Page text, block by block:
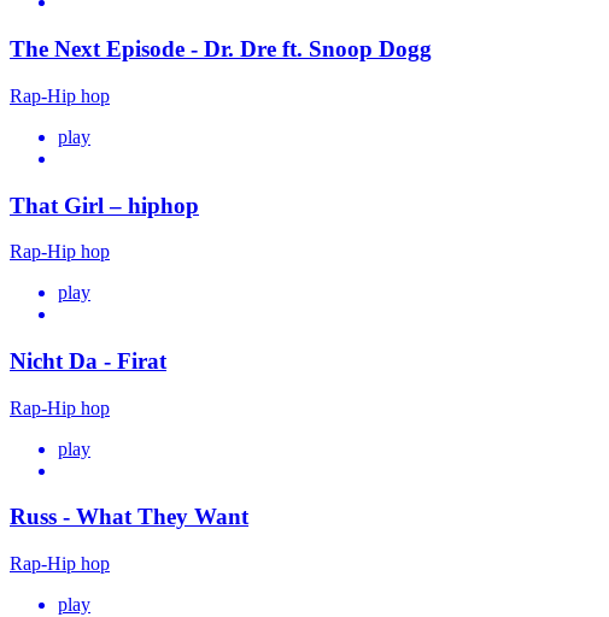
The Next Episode - Dr. Dre ft. Snoop Dogg
Rap-Hip hop
play
That Girl – hiphop
Rap-Hip hop
play
Nicht Da - Firat
Rap-Hip hop
play
Russ - What They Want
Rap-Hip hop
play